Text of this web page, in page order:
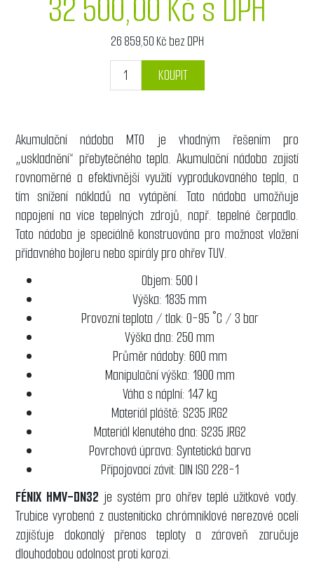
26 859,50 Kč bez DPH
KOUPIT
Akumulační nádoba MT0 je vhodným řešením pro
„uskladnění“ přebytečného tepla. Akumulační nádoba zajistí
rovnoměrné a efektivnější využití vyprodukovaného tepla, a
tím snížení nákladů na vytápění. Tato nádoba umožňuje
napojení na více tepelných zdrojů, např. tepelné čerpadlo.
Tato nádoba je speciálně konstruována pro možnost vložení
přídavného bojleru nebo spirály pro ohřev TUV.
Objem: 500 l
Výška: 1835 mm
Provozní teplota / tlak: 0-95 °C / 3 bar
Výška dna: 250 mm
Průměr nádoby: 600 mm
Manipulační výška: 1900 mm
Váha s náplní: 147 kg
Materiál pláště: S235 JRG2
Materiál klenutého dna: S235 JRG2
Povrchová úprava: Syntetická barva
Připojovací závit: DIN ISO 228-1
FÉNIX HMV-DN32 je systém pro ohřev teplé užitkové vody.
Trubice vyrobená z austeniticko chrómniklové nerezové oceli
zajišťuje dokonalý přenos teploty a zároveň zaručuje
dlouhodobou odolnost proti korozi.